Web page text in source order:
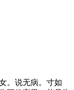
。说无病。寸如